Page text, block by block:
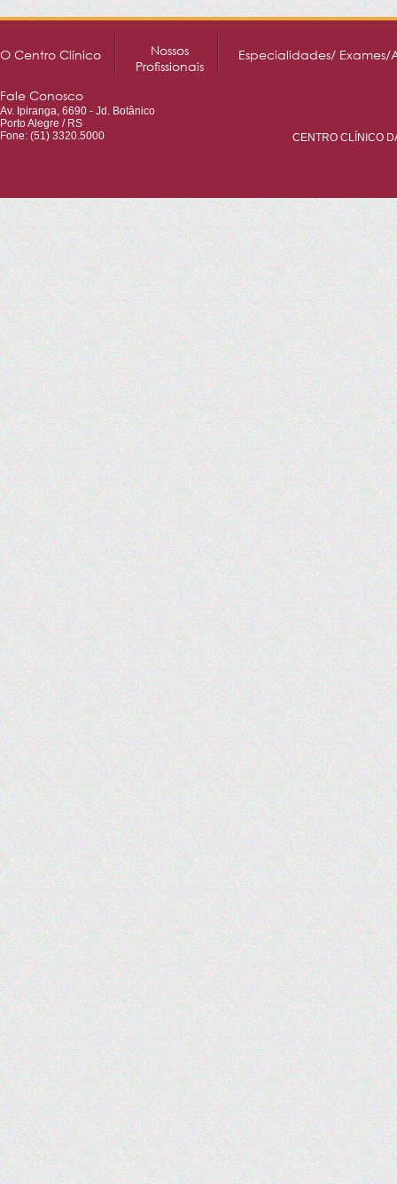
O Centro Clínico
Nossos
Profissionais
Especialidades/ Exames/
Fale Conosco
Av. Ipiranga, 6690 - Jd. Botânico
Porto Alegre / RS
Fone: (51) 3320.5000
CENTRO CLÍNICO